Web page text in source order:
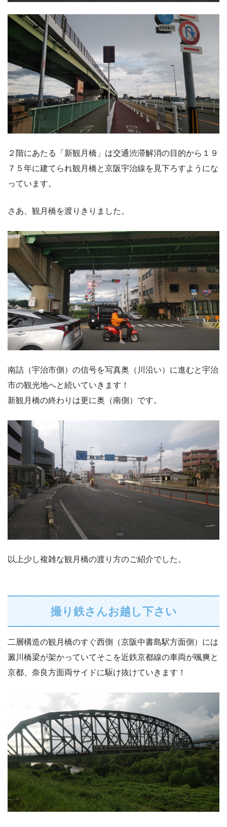
２階にあたる「新観月橋」は交通渋滞解消の目的から１９
７５年に建てられ観月橋と京阪宇治線を見下ろすようにな
っています。
さあ、観月橋を渡りきりました。
南詰（宇治市側）の信号を写真奥（川沿い）に進むと宇治
市の観光地へと続いていきます！
新観月橋の終わりは更に奥（南側）です。
以上少し複雑な観月橋の渡り方のご紹介でした。
撮り鉄さんお越し下さい
二層構造の観月橋のすぐ西側（京阪中書島駅方面側）には
澱川橋梁が架かっていてそこを近鉄京都線の車両が颯爽と
京都、奈良方面両サイドに駆け抜けていきます！